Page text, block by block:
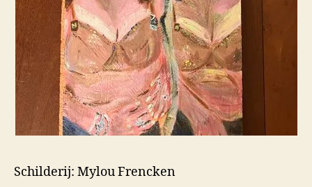
Schilderij: Mylou Frencken